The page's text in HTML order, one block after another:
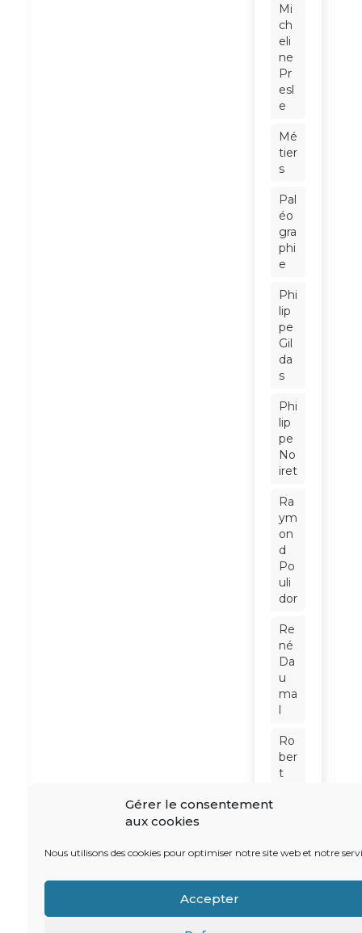
Gérer le consentement
aux cookies
Nous utilisons des cookies pour optimiser notre site web et notre
Accepter
Mi
ch
eli
ne
Pr
esl
e
Mé
tier
s
Pal
éo
gra
phi
e
Phi
lip
pe
Gil
da
s
Phi
lip
pe
No
iret
Ra
ym
on
d
Po
uli
dor
Re
né
Da
u
ma
l
Ro
ber
t
Sc
eid